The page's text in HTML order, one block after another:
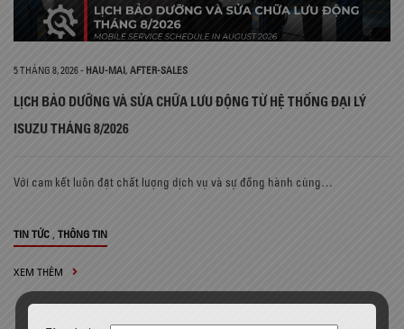
5 THÁNG 8, 2026- HAU-MAI, AFTER-SALES
LỊCH BẢO DƯỠNG VÀ SỬA CHỮA LƯU ĐỘNG TỪ HỆ THỐNG ĐẠI LÝ
ISUZU THÁNG 8/2026
Với cam kết luôn đặt chất lượng dịch vụ và sự đồng hành cùng…
TIN TỨC THÔNG TIN
XEM THÊM